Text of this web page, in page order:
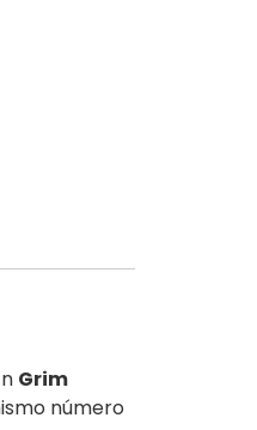
Grim
número